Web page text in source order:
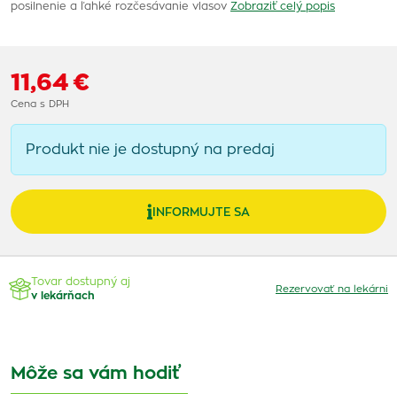
posilnenie a ľahké rozčesávanie vlasov Zobraziť celý popis
11,64 €
Cena s DPH
Produkt nie je dostupný na predaj
INFORMUJTE SA
Tovar dostupný aj
v lekárňach
Rezervovať na lekárni
Môže sa vám hodiť